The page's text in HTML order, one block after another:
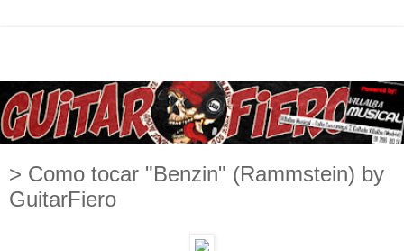
> Como tocar "Benzin" (Rammstein) by
GuitarFiero